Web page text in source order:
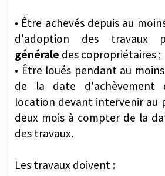
• Être achevés depuis au
d'adoption des travaux
générale des copropriétaires ;
• Être loués pendant au
de la date d'achèvement
location devant intervenir au
deux mois à compter de la
des travaux.
Les travaux doivent :